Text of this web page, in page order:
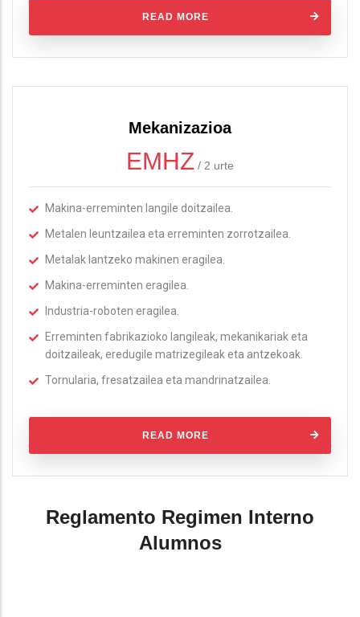
READ MORE
Mekanizazioa
EMHZ / 2 urte
Makina-erreminten langile doitzailea.
Metalen leuntzailea eta erreminten zorrotzailea.
Metalak lantzeko makinen eragilea.
Makina-erreminten eragilea.
Industria-roboten eragilea.
Erreminten fabrikazioko langileak, mekanikariak eta
doitzaileak, eredugile matrizegileak eta antzekoak.
Tornularia, fresatzailea eta mandrinatzailea.
READ MORE
Reglamento Regimen Interno
Alumnos